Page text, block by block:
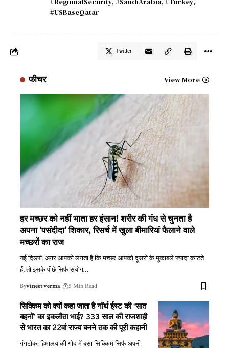
#USBaseQatar
Twitter
फीचर View More
हर मच्छर को नहीं भाता हर इंसान! शरीर की गंध से चुनता है
अपना ‘पसंदीदा’ शिकार, रिसर्च में खुला बीमारियां फैलाने वाले
मच्छरों का राज
नई दिल्ली: अगर आपको लगता है कि मच्छर आपको दूसरों के मुकाबले ज्यादा काटते
हैं, तो इसके पीछे सिर्फ संयोग…
Byvineet verma 5 Min Read
सिक्किम को क्यों कहा जाता है नॉर्थ ईस्ट की ‘सात
बहनों’ का इकलौता भाई? 333 साल की राजशाही
से भारत का 22वां राज्य बनने तक की पूरी कहानी
गंगटोक: हिमालय की गोद में बसा सिक्किम सिर्फ अपनी